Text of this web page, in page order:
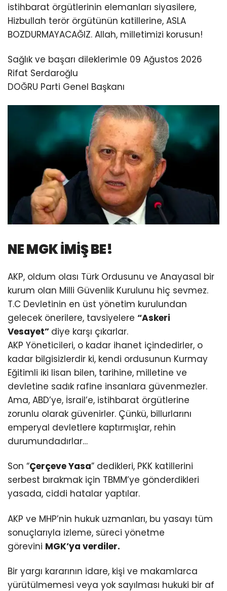
istihbarat örgütlerinin elemanları siyasilere,
Hizbullah terör örgütünün katillerine, ASLA
BOZDURMAYACAĞIZ. Allah, milletimizi korusun!
Sağlık ve başarı dileklerimle 09 Ağustos 2026
Rifat Serdaroğlu
DOĞRU Parti Genel Başkanı
NE MGK İMİŞ BE!
AKP, oldum olası Türk Ordusunu ve Anayasal bir
kurum olan Milli Güvenlik Kurulunu hiç sevmez.
T.C Devletinin en üst yönetim kurulundan
gelecek önerilere, tavsiyelere “Askeri
Vesayet” diye karşı çıkarlar.
AKP Yöneticileri, o kadar ihanet içindedirler, o
kadar bilgisizlerdir ki, kendi ordusunun Kurmay
Eğitimli iki lisan bilen, tarihine, milletine ve
devletine sadık rafine insanlara güvenmezler.
Ama, ABD’ye, İsrail’e, istihbarat örgütlerine
zorunlu olarak güvenirler. Çünkü, billurlarını
emperyal devletlere kaptırmışlar, rehin
durumundadırlar…
Son “Çerçeve Yasa” dedikleri, PKK katillerini
serbest bırakmak için TBMM’ye gönderdikleri
yasada, ciddi hatalar yaptılar.
AKP ve MHP’nin hukuk uzmanları, bu yasayı tüm
sonuçlarıyla izleme, süreci yönetme
görevini MGK’ya verdiler.
Bir yargı kararının idare, kişi ve makamlarca
yürütülmemesi veya yok sayılması hukuki bir af